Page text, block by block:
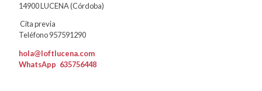
14900 LUCENA (Córdoba)
Cita previa
Teléfono 957591290
hola@loftlucena.com
WhatsApp 635756448